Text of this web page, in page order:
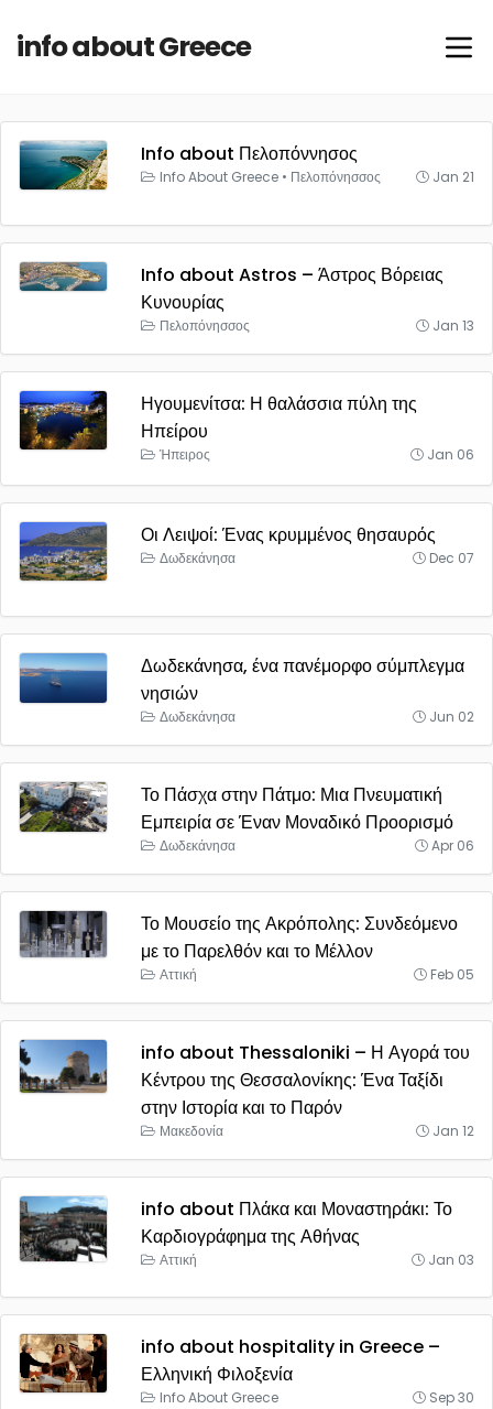
info about Greece
Info about Πελοπόννησος
Info About Greece • Πελοπόνησσος Jan 21
Info about Astros – Άστρος Βόρειας
Κυνουρίας
Πελοπόνησσος Jan 13
Ηγουμενίτσα: Η θαλάσσια πύλη της
Ηπείρου
Ήπειρος Jan 06
Οι Λειψοί: Ένας κρυμμένος θησαυρός
Δωδεκάνησα Dec 07
Δωδεκάνησα, ένα πανέμορφο σύμπλεγμα
νησιών
Δωδεκάνησα Jun 02
Το Πάσχα στην Πάτμο: Μια Πνευματική
Εμπειρία σε Έναν Μοναδικό Προορισμό
Δωδεκάνησα Apr 06
Το Μουσείο της Ακρόπολης: Συνδεόμενο
με το Παρελθόν και το Μέλλον
Αττική Feb 05
info about Thessaloniki – Η Αγορά του
Κέντρου της Θεσσαλονίκης: Ένα Ταξίδι
στην Ιστορία και το Παρόν
Μακεδονία Jan 12
info about Πλάκα και Μοναστηράκι: Το
Καρδιογράφημα της Αθήνας
Αττική Jan 03
info about hospitality in Greece –
Ελληνική Φιλοξενία
Info About Greece Sep 30